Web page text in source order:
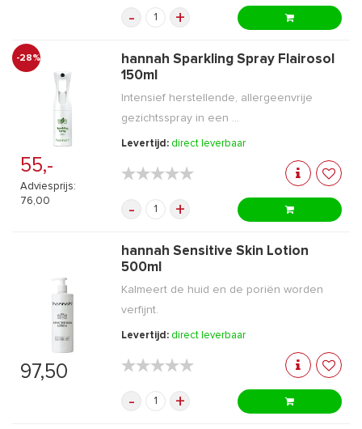
- +
-28%
55,-
Adviesprijs:
76,00
hannah Sparkling Spray Flairosol
150ml
Intensief herstellende, allergeenvrije
gezichtsspray in een ...
Levertijd: direct leverbaar
★★★★★
★★★★★
- +
97,50
hannah Sensitive Skin Lotion
500ml
Kalmeert de huid en de poriën worden
verfijnt.
Levertijd: direct leverbaar
★★★★★
★★★★★
- +